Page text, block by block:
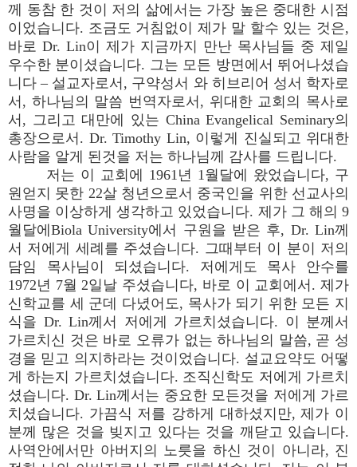
께 동참 한 것이 저의 삶에서는 가장 높은 중대한 시점
이었습니다. 조금도 거침없이 제가 말 할수 있는 것은,
바로 Dr. Lin이 제가 지금까지 만난 목사님들 중 제일
우수한 분이셨습니다. 그는 모든 방면에서 뛰어나셨습
니다 – 설교자로서, 구약성서 와 히브리어 성서 학자로
서, 하나님의 말씀 번역자로서, 위대한 교회의 목사로
서, 그리고 대만에 있는 China Evangelical Seminary의
총장으로서. Dr. Timothy Lin, 이렇게 진실되고 위대한
사람을 알게 된것을 저는 하나님께 감사를 드립니다.
저는 이 교회에 1961년 1월달에 왔었습니다, 구
원얻지 못한 22살 청년으로서 중국인을 위한 선교사의
사명을 이상하게 생각하고 있었습니다. 제가 그 해의 9
월달에Biola University에서 구원을 받은 후, Dr. Lin께
서 저에게 세례를 주셨습니다. 그때부터 이 분이 저의
담임 목사님이 되셨습니다. 저에게도 목사 안수를
1972년 7월 2일날 주셨습니다, 바로 이 교회에서. 제가
신학교를 세 군데 다녔어도, 목사가 되기 위한 모든 지
식을 Dr. Lin께서 저에게 가르치셨습니다. 이 분께서
가르치신 것은 바로 오류가 없는 하나님의 말씀, 곧 성
경을 믿고 의지하라는 것이었습니다. 설교요약도 어떻
게 하는지 가르치셨습니다. 조직신학도 저에게 가르치
셨습니다. Dr. Lin께서는 중요한 모든것을 저에게 가르
치셨습니다. 가끔식 저를 강하게 대하셨지만, 제가 이
분께 많은 것을 빚지고 있다는 것을 깨닫고 있습니다.
사역안에서만 아버지의 노릇을 하신 것이 아니라, 진